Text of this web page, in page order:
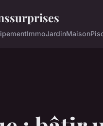
ImmoJardinMaison